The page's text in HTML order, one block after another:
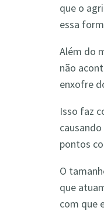
que o
essa
Além do
não
enxofre
Isso faz
pontos
O
que
com que